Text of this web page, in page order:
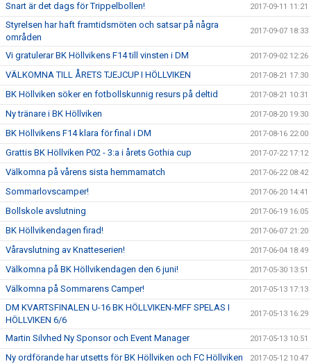
Snart är det dags för Trippelbollen! 2017-09-11 11:21
Styrelsen har haft framtidsmöten och satsar på några
områden
2017-09-07 18:33
Vi gratulerar BK Höllvikens F14 till vinsten i DM 2017-09-02 12:26
VÄLKOMNA TILL ÅRETS TJEJCUP I HÖLLVIKEN 2017-08-21 17:30
BK Höllviken söker en fotbollskunnig resurs på deltid 2017-08-21 10:31
Ny tränare i BK Höllviken 2017-08-20 19:30
BK Höllvikens F14 klara för final i DM 2017-08-16 22:00
Grattis BK Höllviken P02 - 3:a i årets Gothia cup 2017-07-22 17:12
Välkomna på vårens sista hemmamatch 2017-06-22 08:42
Sommarlovscamper! 2017-06-20 14:41
Bollskole avslutning 2017-06-19 16:05
BK Höllvikendagen firad! 2017-06-07 21:20
Våravslutning av Knatteserien! 2017-06-04 18:49
Välkomna på BK Höllvikendagen den 6 juni! 2017-05-30 13:51
Välkomna på Sommarens Camper! 2017-05-13 17:13
DM KVARTSFINALEN U-16 BK HÖLLVIKEN-MFF SPELAS I
HÖLLVIKEN 6/6
2017-05-13 16:29
Martin Silvhed Ny Sponsor och Event Manager 2017-05-13 10:51
Ny ordförande har utsetts för BK Höllviken och FC Höllviken 2017-05-12 10:47